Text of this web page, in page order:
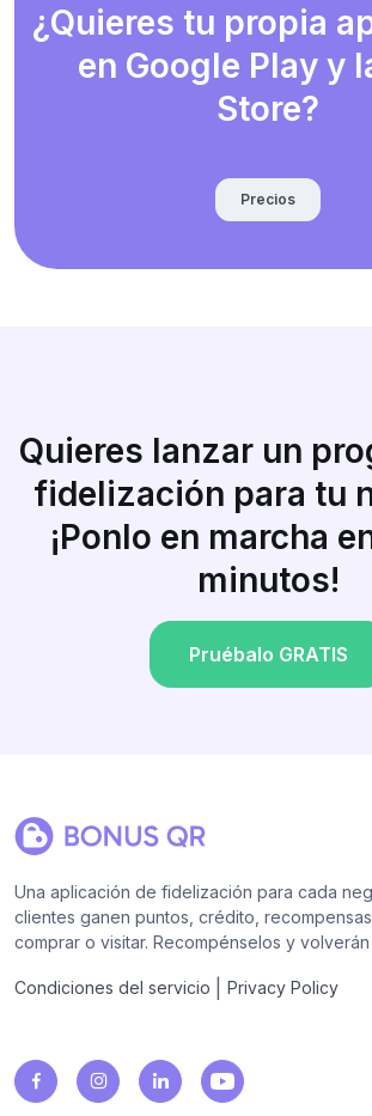
¿Quieres tu propia
en Google Play y
Store?
Precios
Quieres lanzar un
fidelización para tu
¡Ponlo en marcha
minutos!
Pruébalo GRATIS
Una aplicación de fidelización para cada
clientes ganen puntos, crédito,
comprar o visitar. Recompénselos y volverán
Condiciones del servicio Privacy Policy